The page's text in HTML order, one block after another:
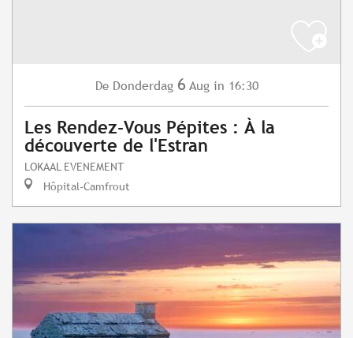
De Donderdag 6 Aug in 16:30
Les Rendez-Vous Pépites : À la
découverte de l'Estran
LOKAAL EVENEMENT
Hôpital-Camfrout